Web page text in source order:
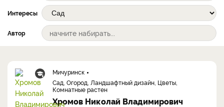
Интересы
Автор
Мичуринск
Сад, Огород, Ландшафтный дизайн, Цветы,
Комнатные растен
Хромов Николай Владимирович